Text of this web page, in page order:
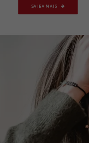
SAIBA MAIS